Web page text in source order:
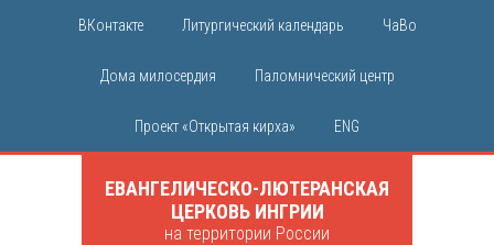
ВКонтакте Литургический календарь ЧаВо
Дома милосердия Паломнический центр
Проект «Открытая кирха» ENG
ЕВАНГЕЛИЧЕСКО-ЛЮТЕРАНСКАЯ
ЦЕРКОВЬ ИНГРИИ
на территории России